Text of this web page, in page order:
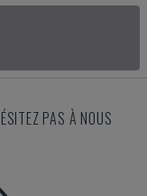
PAS À NOUS